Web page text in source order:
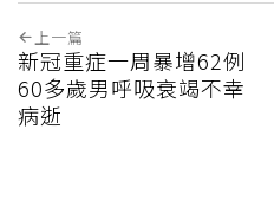
上一篇
新冠重症一周暴增62例
60多歲男呼吸衰竭不幸
病逝